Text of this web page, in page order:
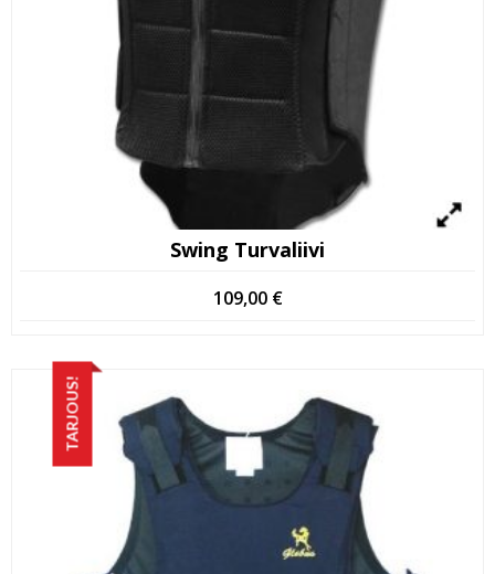
Swing Turvaliivi
109,00 €
TARJOUS!